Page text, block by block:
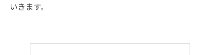
いきます。